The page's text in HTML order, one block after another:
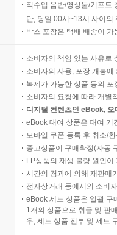
직수입 음반/영상물/기프트
단, 당일 00시~13시 사이의
박스 포장은 택배 배송이
소비자의 책임 있는 사유로
소비자의 사용, 포장 개봉
복제가 가능한 상품 등의
소비자의 요청에 따라 개별
디지털 컨텐츠인 eBook,
eBook 대여 상품은 대여 기
모바일 쿠폰 등록 후 취소/
중고상품이 구매확정(자동
LP상품의 재생 불량 원인
시간의 경과에 의해 재판매
전자상거래 등에서의 소비
eBook 세트 상품은 일괄 구
1개의 상품으로 취급 및 판
우, 세트 상품 전부 및 세트